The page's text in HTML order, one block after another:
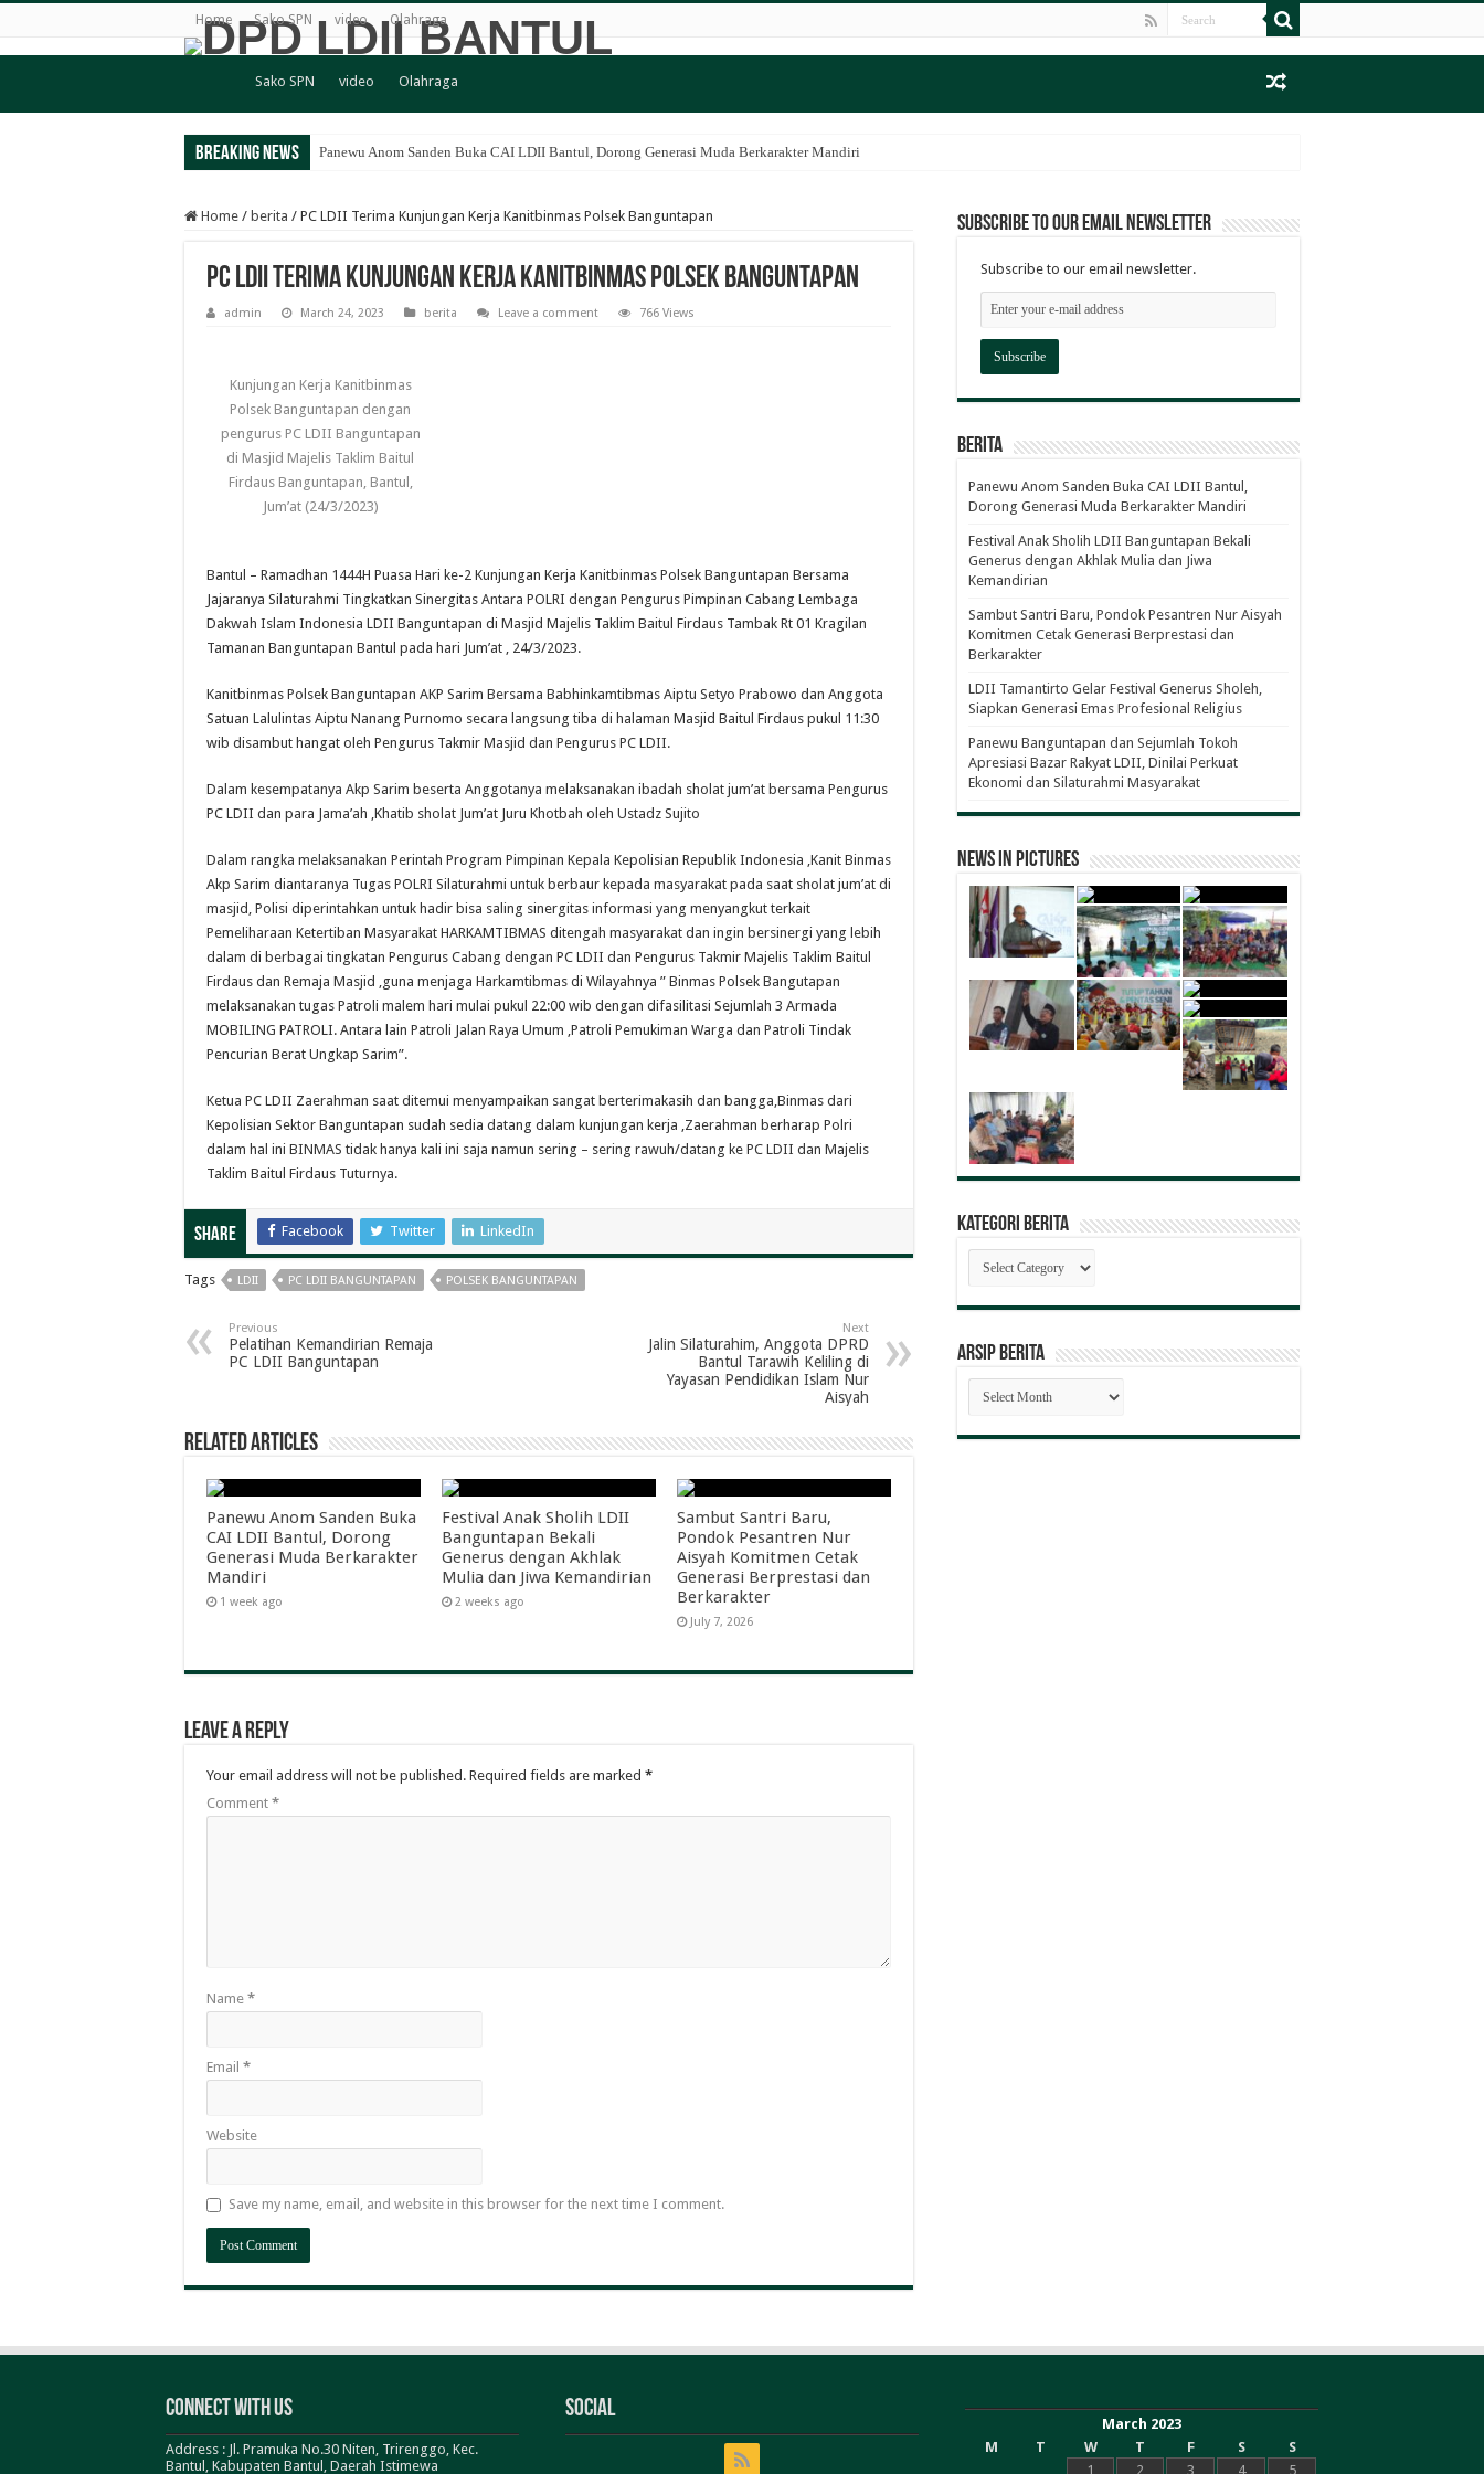
Home Sako SPN video Olahraga
Sako SPN video Olahraga
Breaking News Panewu Anom Sanden Buka CAI LDII Bantul, Dorong Generasi Muda Berkarakter Mandiri
Home / berita / PC LDII Terima Kunjungan Kerja Kanitbinmas Polsek Banguntapan
PC LDII Terima Kunjungan Kerja Kanitbinmas Polsek Banguntapan
admin March 24, 2023 berita Leave a comment 766 Views
Kunjungan Kerja Kanitbinmas
Polsek Banguntapan dengan
pengurus PC LDII Banguntapan
di Masjid Majelis Taklim Baitul
Firdaus Banguntapan, Bantul,
Jum’at (24/3/2023)
Bantul – Ramadhan 1444H Puasa Hari ke-2 Kunjungan Kerja Kanitbinmas Polsek Banguntapan Bersama
Jajaranya Silaturahmi Tingkatkan Sinergitas Antara POLRI dengan Pengurus Pimpinan Cabang Lembaga
Dakwah Islam Indonesia LDII Banguntapan di Masjid Majelis Taklim Baitul Firdaus Tambak Rt 01 Kragilan
Tamanan Banguntapan Bantul pada hari Jum’at , 24/3/2023.
Kanitbinmas Polsek Banguntapan AKP Sarim Bersama Babhinkamtibmas Aiptu Setyo Prabowo dan Anggota
Satuan Lalulintas Aiptu Nanang Purnomo secara langsung tiba di halaman Masjid Baitul Firdaus pukul 11:30
wib disambut hangat oleh Pengurus Takmir Masjid dan Pengurus PC LDII.
Dalam kesempatanya Akp Sarim beserta Anggotanya melaksanakan ibadah sholat jum’at bersama Pengurus
PC LDII dan para Jama’ah ,Khatib sholat Jum’at Juru Khotbah oleh Ustadz Sujito
Dalam rangka melaksanakan Perintah Program Pimpinan Kepala Kepolisian Republik Indonesia ,Kanit Binmas
Akp Sarim diantaranya Tugas POLRI Silaturahmi untuk berbaur kepada masyarakat pada saat sholat jum’at di
masjid, Polisi diperintahkan untuk hadir bisa saling sinergitas informasi yang menyangkut terkait
Pemeliharaan Ketertiban Masyarakat HARKAMTIBMAS ditengah masyarakat dan ingin bersinergi yang lebih
dalam di berbagai tingkatan Pengurus Cabang dengan PC LDII dan Pengurus Takmir Majelis Taklim Baitul
Firdaus dan Remaja Masjid ,guna menjaga Harkamtibmas di Wilayahnya ” Binmas Polsek Bangutapan
melaksanakan tugas Patroli malem hari mulai pukul 22:00 wib dengan difasilitasi Sejumlah 3 Armada
MOBILING PATROLI. Antara lain Patroli Jalan Raya Umum ,Patroli Pemukiman Warga dan Patroli Tindak
Pencurian Berat Ungkap Sarim”.
Ketua PC LDII Zaerahman saat ditemui menyampaikan sangat berterimakasih dan bangga,Binmas dari
Kepolisian Sektor Banguntapan sudah sedia datang dalam kunjungan kerja ,Zaerahman berharap Polri
dalam hal ini BINMAS tidak hanya kali ini saja namun sering – sering rawuh/datang ke PC LDII dan Majelis
Taklim Baitul Firdaus Tuturnya.
Share Facebook Twitter LinkedIn
Tags LDII PC LDII BANGUNTAPAN POLSEK BANGUNTAPAN
Previous
Pelatihan Kemandirian Remaja
PC LDII Banguntapan
Next
Jalin Silaturahim, Anggota DPRD
Bantul Tarawih Keliling di
Yayasan Pendidikan Islam Nur
Aisyah
Related Articles
Panewu Anom Sanden Buka
CAI LDII Bantul, Dorong
Generasi Muda Berkarakter
Mandiri
1 week ago
Festival Anak Sholih LDII
Banguntapan Bekali
Generus dengan Akhlak
Mulia dan Jiwa Kemandirian
2 weeks ago
Sambut Santri Baru,
Pondok Pesantren Nur
Aisyah Komitmen Cetak
Generasi Berprestasi dan
Berkarakter
July 7, 2026
Leave a Reply
Your email address will not be published. Required fields are marked *
Comment *
Name *
Email *
Website
Save my name, email, and website in this browser for the next time I comment.
Subscribe to our email newsletter
Subscribe to our email newsletter.
Berita
Panewu Anom Sanden Buka CAI LDII Bantul,
Dorong Generasi Muda Berkarakter Mandiri
Festival Anak Sholih LDII Banguntapan Bekali
Generus dengan Akhlak Mulia dan Jiwa
Kemandirian
Sambut Santri Baru, Pondok Pesantren Nur Aisyah
Komitmen Cetak Generasi Berprestasi dan
Berkarakter
LDII Tamantirto Gelar Festival Generus Sholeh,
Siapkan Generasi Emas Profesional Religius
Panewu Banguntapan dan Sejumlah Tokoh
Apresiasi Bazar Rakyat LDII, Dinilai Perkuat
Ekonomi dan Silaturahmi Masyarakat
News in Pictures
Kategori Berita
Kategori
Berita
ARSIP BERITA
ARSIP
BERITA
Connect With Us
Address : Jl. Pramuka No.30 Niten, Trirenggo, Kec.
Bantul, Kabupaten Bantul, Daerah Istimewa
Social
March 2023
M
T W T F S
S
1
2 3 4 5